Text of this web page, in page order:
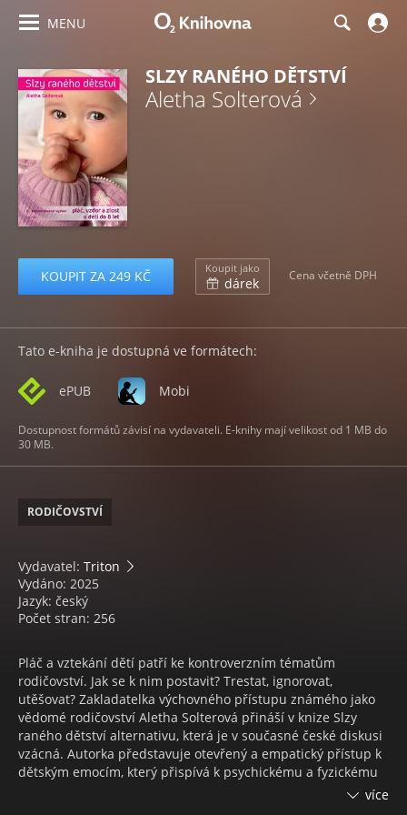
MENU
SLZY RANÉHO DĚTSTVÍ
Aletha Solterová
KOUPIT ZA 249 KČ Koupit jako
dárek Cena včetně DPH
Tato e-kniha je dostupná ve formátech:
ePUB Mobi
Dostupnost formátů závisí na vydavateli. E-knihy mají velikost od 1 MB do
30 MB.
RODIČOVSTVÍ
Vydavatel: Triton
Vydáno: 2025
Jazyk: český
Počet stran: 256
Pláč a vztekání dětí patří ke kontroverzním tématům
rodičovství. Jak se k nim postavit? Trestat, ignorovat,
utěšovat? Zakladatelka výchovného přístupu známého jako
vědomé rodičovství Aletha Solterová přináší v knize Slzy
raného dětství alternativu, která je v současné české diskusi
vzácná. Autorka představuje otevřený a empatický přístup k
dětským emocím, který přispívá k psychickému a fyzickému
více